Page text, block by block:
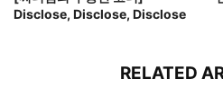
Disclose, Disclose, Disclose
RELATED